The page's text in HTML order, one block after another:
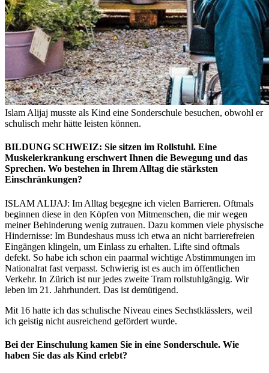
Islam Alijaj musste als Kind eine Sonderschule besuchen, obwohl er
schulisch mehr hätte leisten können.
BILDUNG SCHWEIZ: Sie sitzen im Rollstuhl. Eine
Muskelerkrankung erschwert Ihnen die Bewegung und das
Sprechen. Wo bestehen in Ihrem Alltag die stärksten
Einschränkungen?
ISLAM ALIJAJ: Im Alltag begegne ich vielen Barrieren. Oftmals
beginnen diese in den Köpfen von Mitmenschen, die mir wegen
meiner Behinderung wenig zutrauen. Dazu kommen viele physische
Hindernisse: Im Bundeshaus muss ich etwa an nicht barrierefreien
Eingängen klingeln, um Einlass zu erhalten. Lifte sind oftmals
defekt. So habe ich schon ein paarmal wichtige Abstimmungen im
Nationalrat fast verpasst. Schwierig ist es auch im öffentlichen
Verkehr. In Zürich ist nur jedes zweite Tram rollstuhlgängig. Wir
leben im 21. Jahrhundert. Das ist demütigend.
Mit 16 hatte ich das schulische Niveau eines Sechstklässlers, weil
ich geistig nicht ausreichend gefördert wurde.
Bei der Einschulung kamen Sie in eine Sonderschule. Wie
haben Sie das als Kind erlebt?